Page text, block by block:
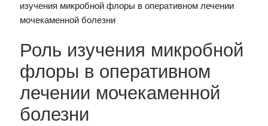
изучения микробной флоры в оперативном лечении
мочекаменной болезни
Роль изучения микробной
флоры в оперативном
лечении мочекаменной
болезни